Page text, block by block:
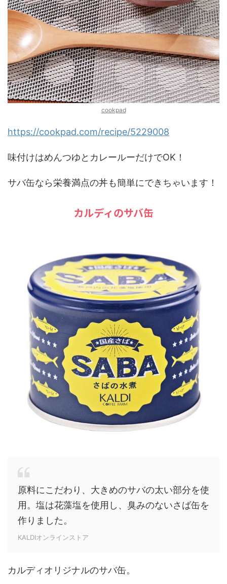
cookpad
https://cookpad.com/recipe/5229008
味付けはめんつゆとカレールーだけでOK！
サバ缶なら栄養満点の丼も簡単にできちゃいます！
カルディのサバ缶
原料にこだわり、大きめのサバの太い部分を使
用。塩は花藻塩を使用し、臭みのないさば缶を
作りました。
KALDIオンラインストア
カルディオリジナルのサバ缶。